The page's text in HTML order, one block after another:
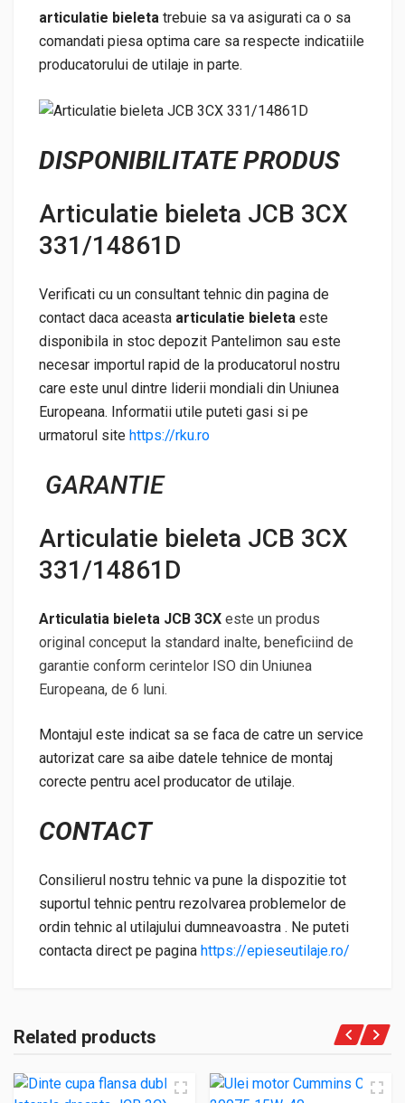
articulatie bieleta trebuie sa va asigurati ca o sa
comandati piesa optima care sa respecte indicatiile
producatorului de utilaje in parte.
DISPONIBILITATE PRODUS
Articulatie bieleta JCB 3CX
331/14861D
Verificati cu un consultant tehnic din pagina de
contact daca aceasta articulatie bieleta este
disponibila in stoc depozit Pantelimon sau este
necesar importul rapid de la producatorul nostru
care este unul dintre liderii mondiali din Uniunea
Europeana. Informatii utile puteti gasi si pe
urmatorul site https://rku.ro
GARANTIE
Articulatie bieleta JCB 3CX
331/14861D
Articulatia bieleta JCB 3CX este un produs
original conceput la standard inalte, beneficiind de
garantie conform cerintelor ISO din Uniunea
Europeana, de 6 luni.
Montajul este indicat sa se faca de catre un service
autorizat care sa aibe datele tehnice de montaj
corecte pentru acel producator de utilaje.
CONTACT
Consilierul nostru tehnic va pune la dispozitie tot
suportul tehnic pentru rezolvarea problemelor de
ordin tehnic al utilajului dumneavoastra . Ne puteti
contacta direct pe pagina https://epieseutilaje.ro/
Related products